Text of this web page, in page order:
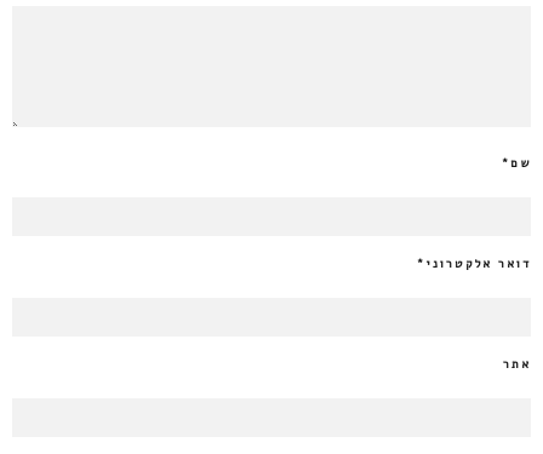
שם*
דואר אלקטרוני *
אתר